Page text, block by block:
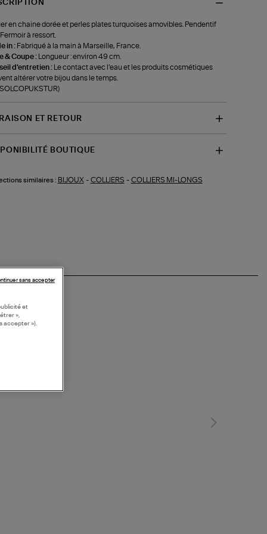
en chaine dorée et perles plates turquoises amovibles. Pendentif
Fermoir à ressort.
in : Fabriqué à la main à Marseille, France.
& Coupe :
Longueur : environ 49 cm.
d'entretien :
Le contact avec l’eau et les produits cosmétiques
altérer votre bijou dans le temps.
ET RETOUR
BOUTIQUE
similaires : BIJOUX- COLLIERS - COLLIERS MI-LONGS
et
»,
accepter »).
sans accepter